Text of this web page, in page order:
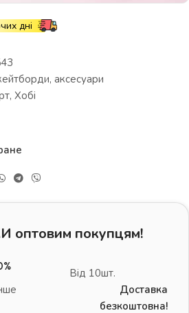
дні
аксесуари
, Хобі
оптовим покупцям!
Від 10шт.
Доставка
безкоштовна!